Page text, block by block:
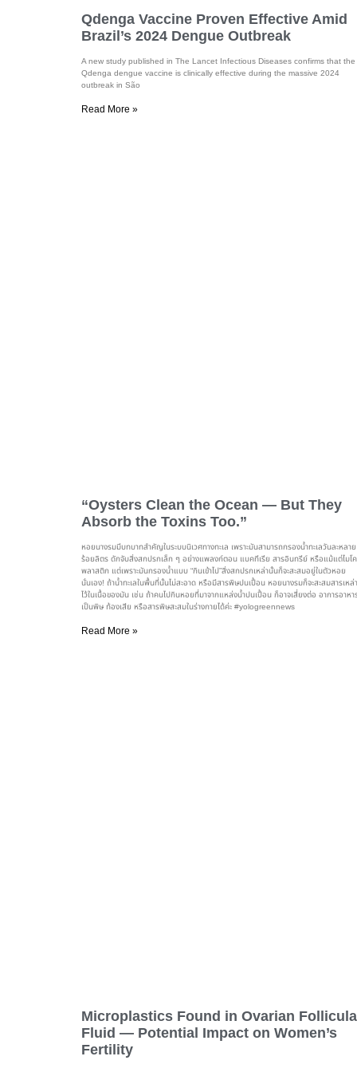
Qdenga Vaccine Proven Effective Amid
Brazil’s 2024 Dengue Outbreak
A new study published in The Lancet Infectious Diseases confirms that the
Qdenga dengue vaccine is clinically effective during the massive 2024
outbreak in São
Read More »
“Oysters Clean the Ocean — But They
Absorb the Toxins Too.”
หอยนางรมมีบทบาทสำคัญในระบบนิเวศทางทะเล เพราะมันสามารถกรองน้ำทะเลวันละหลาย
ร้อยลิตร ดักจับสิ่งสกปรกเล็ก ๆ อย่างแพลงก์ตอน แบคทีเรีย สารอินทรีย์ หรือแม้แต่ไมโ
พลาสติก แต่เพราะมันกรองน้ำแบบ “กินเข้าไป”สิ่งสกปรกเหล่านั้นก็จะสะสมอยู่ในตัวหอย
นั่นเอง! ถ้าน้ำทะเลในพื้นที่นั้นไม่สะอาด หรือมีสารพิษปนเปื้อน หอยนางรมก็จะสะสมสารเหล่
ไว้ในเนื้อของมัน เช่น ถ้าคนไปกินหอยที่มาจากแหล่งน้ำปนเปื้อน ก็อาจเสี่ยงต่อ อาการอาหา
เป็นพิษ ท้องเสีย หรือสารพิษสะสมในร่างกายได้ค่ะ #yologreennews
Read More »
Microplastics Found in Ovarian
Fluid — Potential Impact on Women’s
Fertility